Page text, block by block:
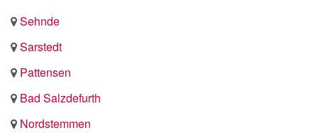
Sehnde
Sarstedt
Pattensen
Bad Salzdefurth
Nordstemmen